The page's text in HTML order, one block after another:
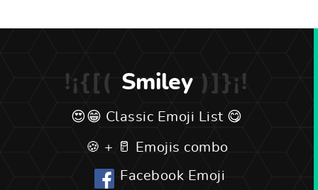
Smiley
Classic Emoji List
Emojis combo
Facebook Emoji